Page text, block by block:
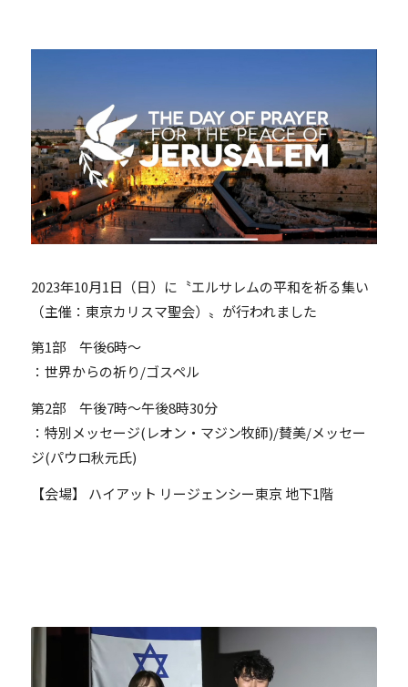
2023年10月1日（日）に〝エルサレムの平和を祈る集い
（主催：東京カリスマ聖会）〟が行われました
第1部 午後6時～
：世界からの祈り/ゴスペル
第2部 午後7時～午後8時30分
：特別メッセージ(レオン・マジン牧師)/賛美/メッセー
ジ(パウロ秋元氏)
【会場】 ハイアット リージェンシー東京 地下1階